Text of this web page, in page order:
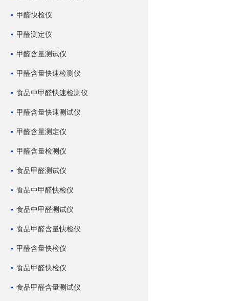
甲醛快检仪
甲醛测定仪
甲醛含量测试仪
甲醛含量快速检测仪
食品中甲醛快速检测仪
甲醛含量快速测试仪
甲醛含量测定仪
甲醛含量检测仪
食品甲醛测试仪
食品中甲醛快检仪
食品中甲醛测试仪
食品甲醛含量快检仪
甲醛含量快检仪
食品甲醛快检仪
食品甲醛含量测试仪